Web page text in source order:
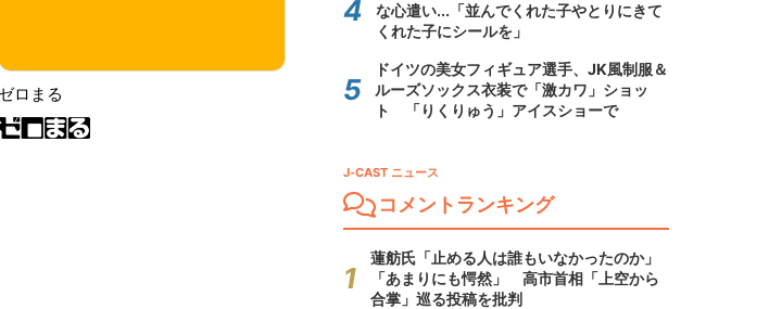
ゼロまる
な心遣い...「並んでくれた子やとりにきて
くれた子にシールを」
ドイツの美女フィギュア選手、JK風制服＆
ルーズソックス衣装で「激カワ」ショッ
ト 「りくりゅう」アイスショーで
J-CAST ニュース
コメントランキング
蓮舫氏「止める人は誰もいなかったのか」
「あまりにも愕然」 高市首相「上空から
合掌」巡る投稿を批判